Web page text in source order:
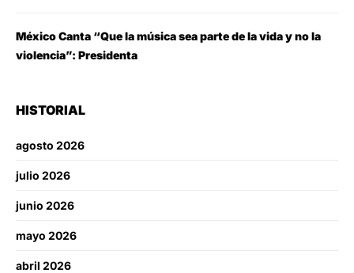
México Canta “Que la música sea parte de la vida y no la
violencia”: Presidenta
HISTORIAL
agosto 2026
julio 2026
junio 2026
mayo 2026
abril 2026